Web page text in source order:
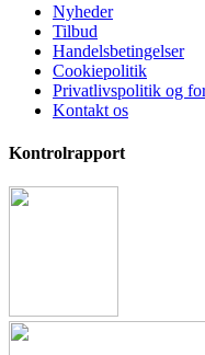
Nyheder
Tilbud
Handelsbetingelser
Cookiepolitik
Privatlivspolitik og
Kontakt os
Kontrolrapport